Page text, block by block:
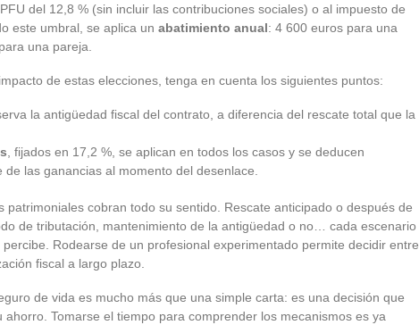
del 12,8 % (sin incluir las contribuciones sociales) o al impuesto de
este umbral, se aplica un abatimiento anual: 4 600 euros para una
una pareja.
de estas elecciones, tenga en cuenta los siguientes puntos:
la antigüedad fiscal del contrato, a diferencia del rescate total que la
, fijados en 17,2 %, se aplican en todos los casos y se deducen
las ganancias al momento del desenlace.
patrimoniales cobran todo su sentido. Rescate anticipado o después de
de tributación, mantenimiento de la antigüedad o no… cada escenario
Rodearse de un profesional experimentado permite decidir entre
fiscal a largo plazo.
de vida es mucho más que una simple carta: es una decisión que
Tomarse el tiempo para comprender los mecanismos es ya